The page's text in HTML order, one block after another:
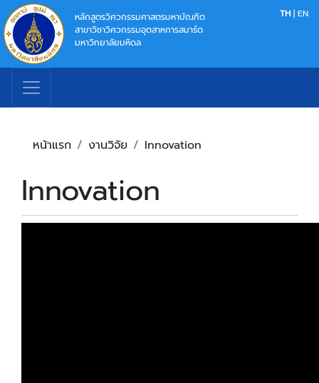
หลักสูตรวิศวกรรมศาสตรมหาบัณฑิต
สาขาวิชาวิศวกรรมอุตสาหการสมาร์ต
มหาวิทยาลัยมหิดล
TH| EN
หน้าแรก งานวิจัย Innovation
Innovation